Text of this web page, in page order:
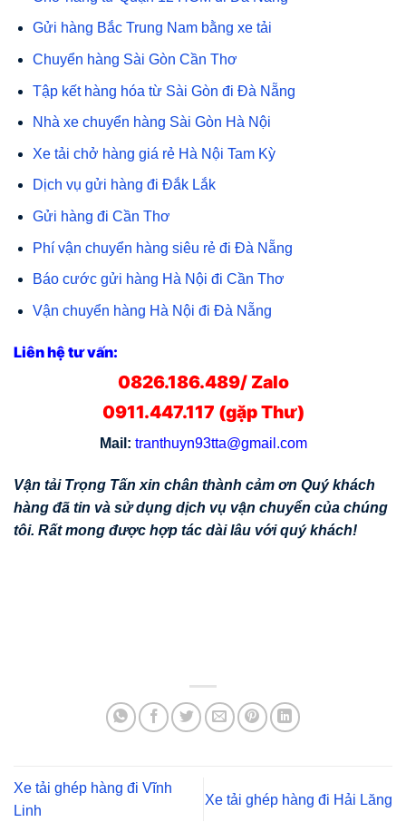
Gửi hàng Bắc Trung Nam bằng xe tải
Chuyển hàng Sài Gòn Cần Thơ
Tập kết hàng hóa từ Sài Gòn đi Đà Nẵng
Nhà xe chuyển hàng Sài Gòn Hà Nội
Xe tải chở hàng giá rẻ Hà Nội Tam Kỳ
Dịch vụ gửi hàng đi Đắk Lắk
Gửi hàng đi Cần Thơ
Phí vận chuyển hàng siêu rẻ đi Đà Nẵng
Báo cước gửi hàng Hà Nội đi Cần Thơ
Vận chuyển hàng Hà Nội đi Đà Nẵng
Liên hệ tư vấn:
0826.186.489/ Zalo
0911.447.117 (gặp Thư)
Mail: tranthuyn93tta@gmail.com
Vận tải Trọng Tấn xin chân thành cảm ơn Quý khách
hàng đã tin và sử dụng dịch vụ vận chuyển của chúng
tôi. Rất mong được hợp tác dài lâu với quý khách!
Xe tải ghép hàng đi Vĩnh
Linh
Xe tải ghép hàng đi Hải Lăng